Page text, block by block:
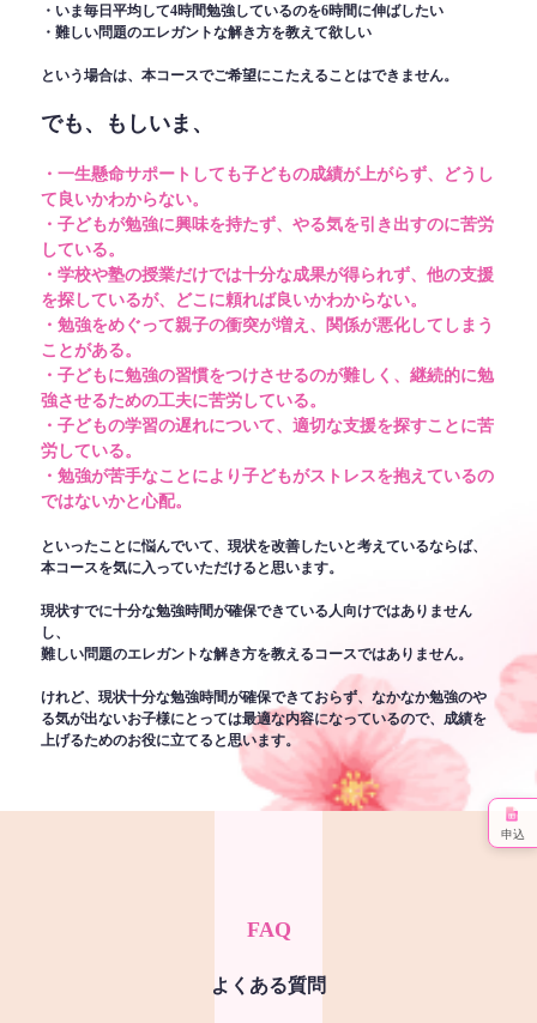
・いま毎日平均して4時間勉強しているのを6時間に伸ばしたい
・難しい問題のエレガントな解き方を教えて欲しい
という場合は、本コースでご希望にこたえることはできません。
でも、もしいま、
・一生懸命サポートしても子どもの成績が上がらず、どうし
て良いかわからない。
・子どもが勉強に興味を持たず、やる気を引き出すのに苦労
している。
・学校や塾の授業だけでは十分な成果が得られず、他の支援
を探しているが、どこに頼れば良いかわからない。
・勉強をめぐって親子の衝突が増え、関係が悪化してしまう
ことがある。
・子どもに勉強の習慣をつけさせるのが難しく、継続的に勉
強させるための工夫に苦労している。
・子どもの学習の遅れについて、適切な支援を探すことに苦
労している。
・勉強が苦手なことにより子どもがストレスを抱えているの
ではないかと心配。
といったことに悩んでいて、現状を改善したいと考えているならば、
本コースを気に入っていただけると思います。
現状すでに十分な勉強時間が確保できている人向けではありません
し、
難しい問題のエレガントな解き方を教えるコースではありません。
けれど、現状十分な勉強時間が確保できておらず、なかなか勉強のや
る気が出ないお子様にとっては最適な内容になっているので、成績を
上げるためのお役に立てると思います。
FAQ
よくある質問
申込